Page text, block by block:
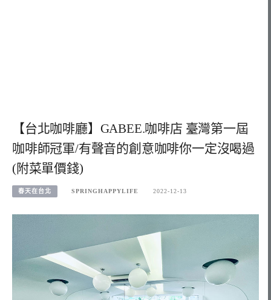
【台北咖啡廳】GABEE.咖啡店 臺灣第一屆
咖啡師冠軍/有聲音的創意咖啡你一定沒喝過
(附菜單價錢)
春天在台北 SPRINGHAPPYLIFE 2022-12-13